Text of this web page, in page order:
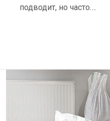
подводит, но часто….